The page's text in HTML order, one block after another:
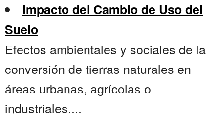
Impacto del Cambio de Uso del
Suelo
Efectos ambientales y sociales de la
conversión de tierras naturales en
áreas urbanas, agrícolas o
industriales....